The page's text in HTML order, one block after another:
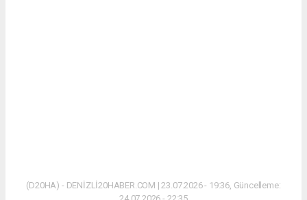
(D20HA) - DENİZLİ20HABER.COM | 23.07.2026 - 19:36, Güncelleme: